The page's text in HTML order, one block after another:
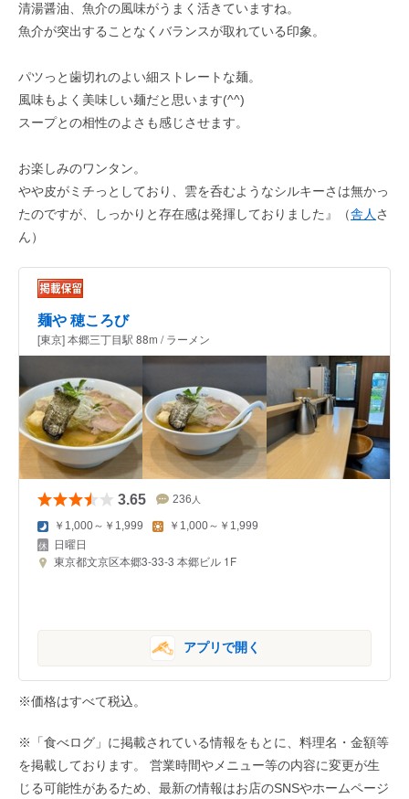
清湯醤油、魚介の風味がうまく活きていますね。
魚介が突出することなくバランスが取れている印象。
パツっと歯切れのよい細ストレートな麺。
風味もよく美味しい麺だと思います(^^)
スープとの相性のよさも感じさせます。
お楽しみのワンタン。
やや皮がミチっとしており、雲を呑むようなシルキーさは無かっ
たのですが、しっかりと存在感は発揮しておりました』（舎人 さ
ん）
麺や 穂ころび
[東京] 本郷三丁目駅 88m / ラーメン
3.65 236 人
￥1,000～￥1,999 ￥1,000～￥1,999
日曜日
東京都文京区本郷3-33-3 本郷ビル 1F
アプリで開く
※価格はすべて税込。
※「食べログ」に掲載されている情報をもとに、料理名・金額等
を掲載しております。 営業時間やメニュー等の内容に変更が生
じる可能性があるため、最新の情報はお店のSNSやホームページ